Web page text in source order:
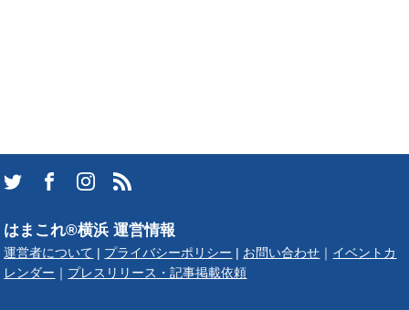
はまこれ®横浜 運営情報
運営者について プライバシーポリシー お問い合わせ
イベントカ
レンダー
プレスリリース・記事掲載依頼